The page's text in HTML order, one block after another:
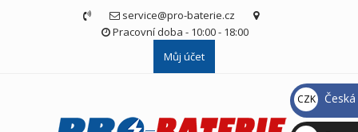
service@pro-baterie.cz
Pracovní doba - 10:00 - 18:00
Můj účet
CZK
Kč